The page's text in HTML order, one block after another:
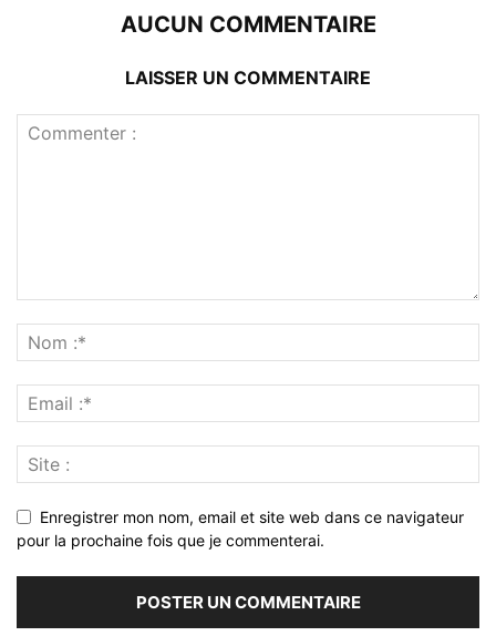
AUCUN COMMENTAIRE
LAISSER UN COMMENTAIRE
Enregistrer mon nom, email et site web dans ce navigateur
pour la prochaine fois que je commenterai.